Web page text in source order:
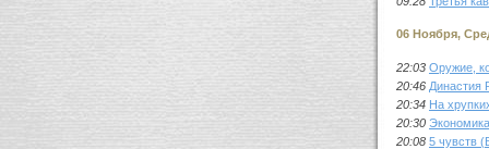
06 Ноября,
22:03 Оружие,
20:46 Династия
20:34 На
20:30
20:08 5 чувств